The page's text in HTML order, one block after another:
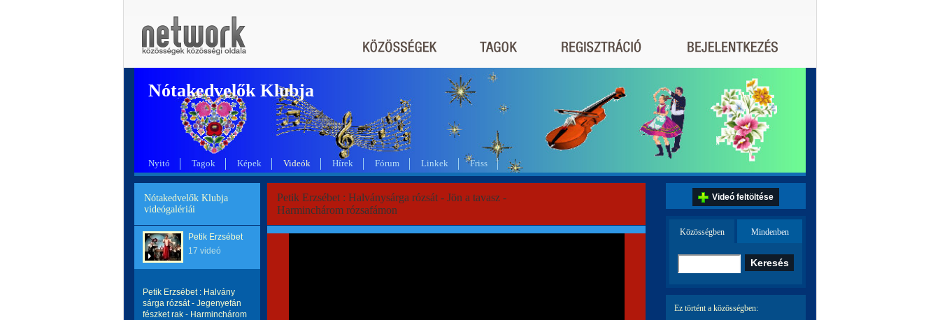
Nótakedvelők Klubja
Nyitó Tagok Képek Videók Hírek Fórum Linkek Friss
Nótakedvelők Klubja
videógalériái
Petik Erzsébet
17 videó
Petik Erzsébet : Halvány
sárga rózsát - Jegenyefán
fészket rak - Harminchárom
Petik Erzsébet : Halványsárga rózsát - Jön a tavasz -
Harminchárom rózsafámon
Videó feltöltése
Közösségben Mindenben
Ez történt a közösségben: